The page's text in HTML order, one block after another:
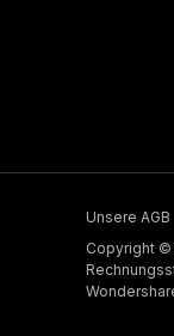
Unsere AGB
Copyright ©